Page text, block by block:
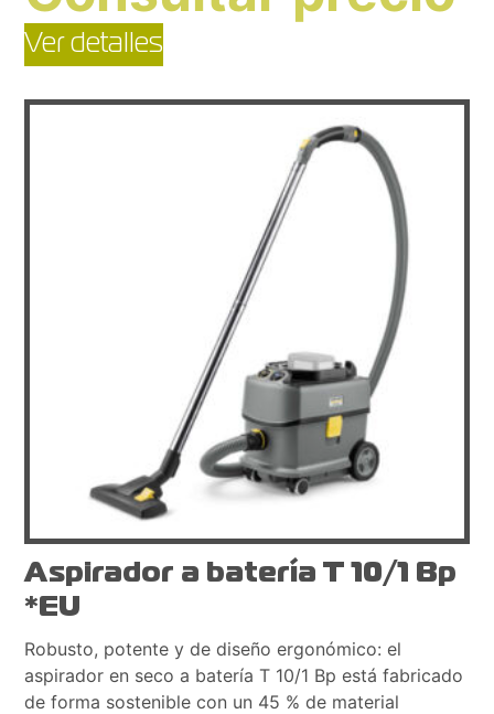
Ver detalles
Aspirador a batería T 10/1 Bp
*EU
Robusto, potente y de diseño ergonómico: el
aspirador en seco a batería T 10/1 Bp está fabricado
de forma sostenible con un 45 % de material